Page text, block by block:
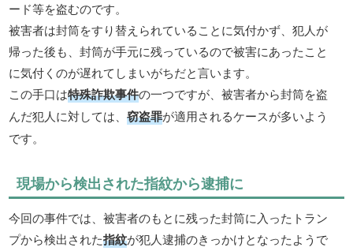
ード等を盗むのです。
被害者は封筒をすり替えられていることに気付かず、犯人が
帰った後も、封筒が手元に残っているので被害にあったこと
に気付くのが遅れてしまいがちだと言います。
この手口は特殊詐欺事件の一つですが、被害者から封筒を盗
んだ犯人に対しては、窃盗罪が適用されるケースが多いよう
です。
現場から検出された指紋から逮捕に
今回の事件では、被害者のもとに残った封筒に入ったトラン
プから検出された指紋が犯人逮捕のきっかけとなったようで